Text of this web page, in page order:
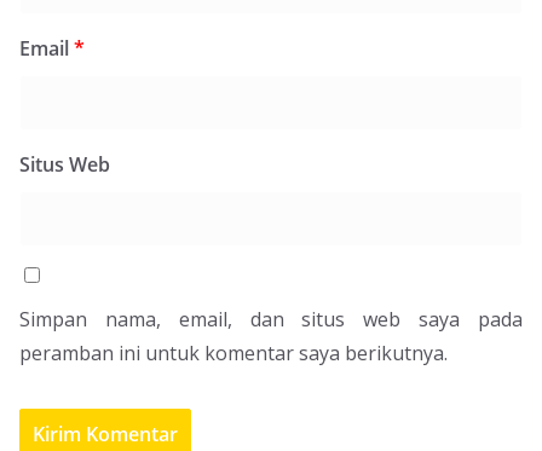
Email*
Situs Web
Simpan nama, email, dan situs web saya pada
peramban ini untuk komentar saya berikutnya.
Pemerintah KSB Masih Kaji Status Penerbitan Buku